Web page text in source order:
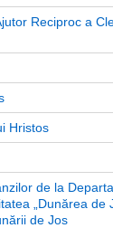
Reciproc a
Hristos
de la
„Dunărea de
de Jos